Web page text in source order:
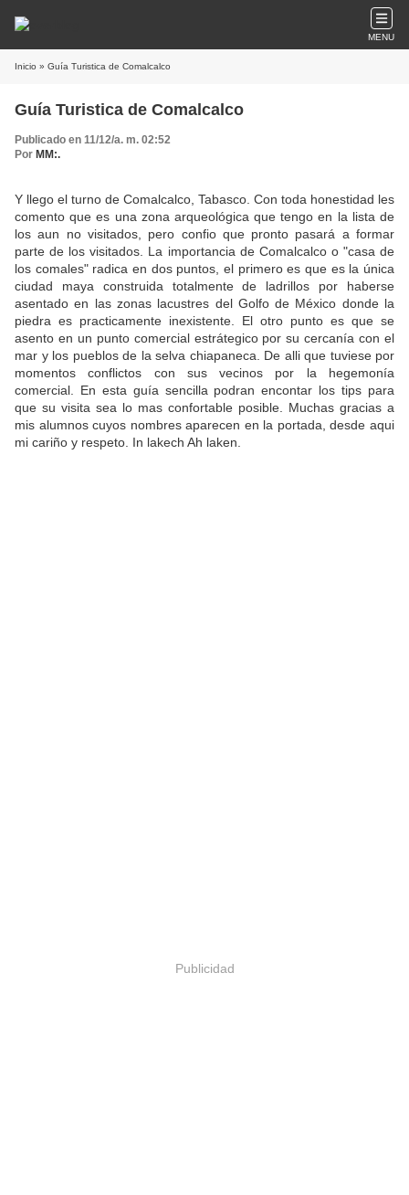
MENU
Inicio » Guía Turistica de Comalcalco
Guía Turistica de Comalcalco
Publicado en 11/12/a. m. 02:52
Por MM:.
Y llego el turno de Comalcalco, Tabasco. Con toda honestidad les
comento que es una zona arqueológica que tengo en la lista de
los aun no visitados, pero confio que pronto pasará a formar
parte de los visitados. La importancia de Comalcalco o "casa de
los comales" radica en dos puntos, el primero es que es la única
ciudad maya construida totalmente de ladrillos por haberse
asentado en las zonas lacustres del Golfo de México donde la
piedra es practicamente inexistente. El otro punto es que se
asento en un punto comercial estrátegico por su cercanía con el
mar y los pueblos de la selva chiapaneca. De alli que tuviese por
momentos conflictos con sus vecinos por la hegemonía
comercial. En esta guía sencilla podran encontar los tips para
que su visita sea lo mas confortable posible. Muchas gracias a
mis alumnos cuyos nombres aparecen en la portada, desde aqui
mi cariño y respeto. In lakech Ah laken.
Publicidad